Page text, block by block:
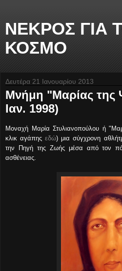
ΝΕΚΡΟΣ ΓΙΑ
ΚΟΣΜΟ
Δευτέρα 21 Ιανουαρίου 2013
Μνήμη "Μαρίας της
Ιαν. 1998)
Μοναχή Μαρία Στυλιανοπούλου ή
κλικ αγάπηςεδώ) μια σύγχρονη
την Πηγή της Ζωής μέσα από τον
ασθένειας.